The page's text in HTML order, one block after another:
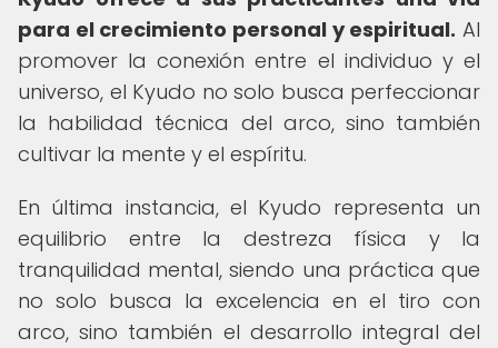
para el crecimiento personal y espiritual. Al
promover la conexión entre el individuo y el
universo, el Kyudo no solo busca perfeccionar
la habilidad técnica del arco, sino también
cultivar la mente y el espíritu.
En última instancia, el Kyudo representa un
equilibrio entre la destreza física y la
tranquilidad mental, siendo una práctica que
no solo busca la excelencia en el tiro con
arco, sino también el desarrollo integral del